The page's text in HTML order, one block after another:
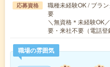
応募資格
職種未経験OK / ブラ
要
＼無資格＊未経験OK
要・来社不要（電話
職場の雰囲気